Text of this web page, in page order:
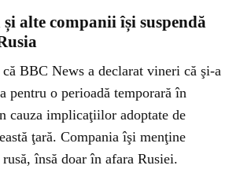
alte companii își suspendă
BBC News a declarat vineri că şi-a
pentru o perioadă temporară în
cauza implicaţiilor adoptate de
ţară. Compania îşi menţine
însă doar în afara Rusiei.